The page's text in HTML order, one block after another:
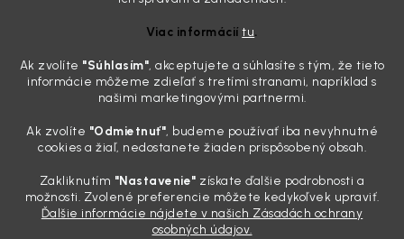
Viac informáciítu.
Ak zvolíte "Súhlasím", akceptujete a súhlasíte s tým, že tieto
informácie môžeme zdieľať s tretími stranami, napríklad s
našimi marketingovými partnermi.
Ak zvolíte "Odmietnuť", budeme používať iba nevyhnutné
cookies a žiaľ, nedostanete žiaden prispôsobený obsah.
Zakliknutím "Nastavenie" získate ďalšie podrobnosti a
možnosti. Zvolené preferencie môžete kedykoľvek upraviť.
Ďalšie informácie nájdete v našich Zásadách ochrany
osobných údajov.
Poznáte ten moment. Vonku svieti slnko, vy sedíte v čerstvo
„upratanom“ aute, no pri pohľade na palubnú dosku vás ide poraziť. V
mriežkach ventilácie, okolo tlačidiel a v švíkoch sedačiek na vás stále
drzo pozerá prach. Handra ani vysávač tam jednodu...
Detailing nemusí stáť výplatu: 5 kúskov autokozmetiky,
31.7.2026
Sobotné ráno, káva v ruke a pred vami zaprášená kapota. Pre
niekoho nuda, pre nás najlepší relax. Lenže keď si v košíku spočítate